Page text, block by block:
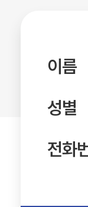
이름
성별
전화